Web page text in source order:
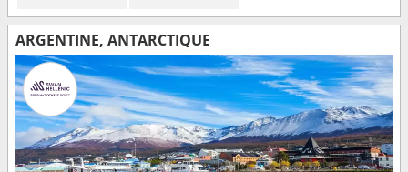
ARGENTINE, ANTARCTIQUE